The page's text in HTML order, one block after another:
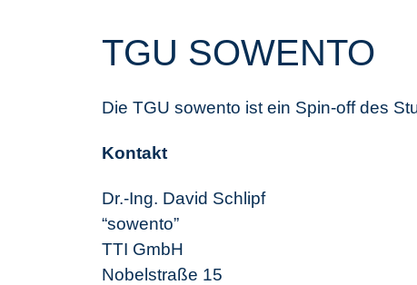
TGU SOWENTO
Die TGU sowento ist ein Spin-off des
Kontakt
Dr.-Ing. David Schlipf
“sowento”
TTI GmbH
Nobelstraße 15